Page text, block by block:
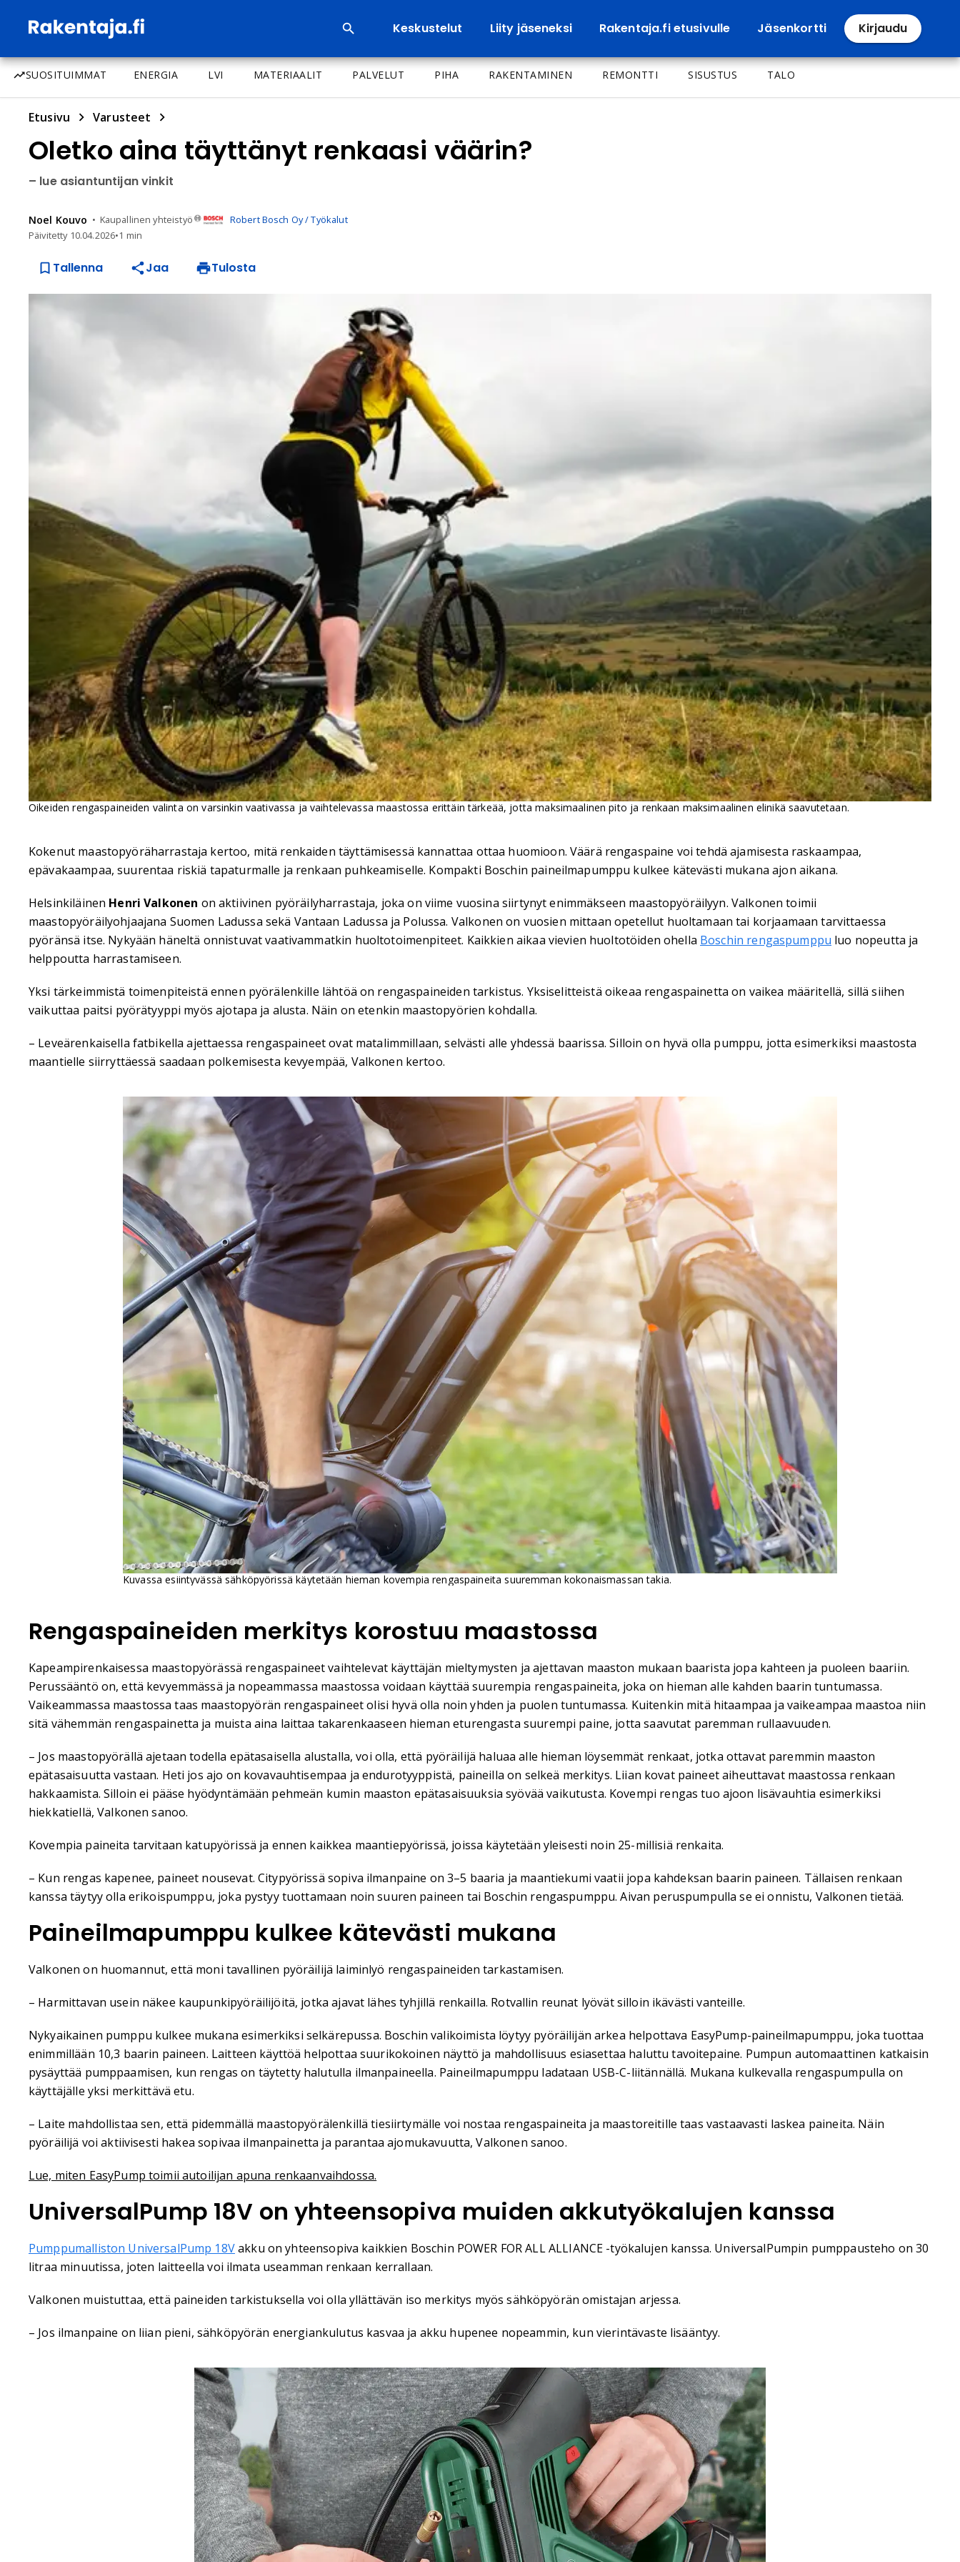
Keskustelut Liity jäseneksi Rakentaja.fi etusivulle Jäsenkortti Kirjaudu
SUOSITUIMMAT ENERGIA LVI MATERIAALIT PALVELUT PIHA RAKENTAMINEN REMONTTI SISUSTUS TALO
Etusivu Varusteet
Oletko aina täyttänyt renkaasi väärin?
– lue asiantuntijan vinkit
Noel Kouvo Kaupallinen yhteistyö
Robert Bosch Oy / Työkalut
Päivitetty 10.04.2026•1 min
Tallenna Jaa Tulosta
Oikeiden rengaspaineiden valinta on varsinkin vaativassa ja vaihtelevassa maastossa erittäin tärkeää, jotta maksimaalinen pito ja renkaan maksimaalinen elinikä saavutetaan.
Kokenut maastopyöräharrastaja kertoo, mitä renkaiden täyttämisessä kannattaa ottaa huomioon. Väärä rengaspaine voi tehdä ajamisesta raskaampaa,
epävakaampaa, suurentaa riskiä tapaturmalle ja renkaan puhkeamiselle. Kompakti Boschin paineilmapumppu kulkee kätevästi mukana ajon aikana.
Helsinkiläinen Henri Valkonen on aktiivinen pyöräilyharrastaja, joka on viime vuosina siirtynyt enimmäkseen maastopyöräilyyn. Valkonen toimii
maastopyöräilyohjaajana Suomen Ladussa sekä Vantaan Ladussa ja Polussa. Valkonen on vuosien mittaan opetellut huoltamaan tai korjaamaan tarvittaessa
pyöränsä itse. Nykyään häneltä onnistuvat vaativammatkin huoltotoimenpiteet. Kaikkien aikaa vievien huoltotöiden ohella Boschin rengaspumppu luo nopeutta ja
helppoutta harrastamiseen.
Yksi tärkeimmistä toimenpiteistä ennen pyörälenkille lähtöä on rengaspaineiden tarkistus. Yksiselitteistä oikeaa rengaspainetta on vaikea määritellä, sillä siihen
vaikuttaa paitsi pyörätyyppi myös ajotapa ja alusta. Näin on etenkin maastopyörien kohdalla.
– Leveärenkaisella fatbikella ajettaessa rengaspaineet ovat matalimmillaan, selvästi alle yhdessä baarissa. Silloin on hyvä olla pumppu, jotta esimerkiksi maastosta
maantielle siirryttäessä saadaan polkemisesta kevyempää, Valkonen kertoo.
Kuvassa esiintyvässä sähköpyörissä käytetään hieman kovempia rengaspaineita suuremman kokonaismassan takia.
Rengaspaineiden merkitys korostuu maastossa
Kapeampirenkaisessa maastopyörässä rengaspaineet vaihtelevat käyttäjän mieltymysten ja ajettavan maaston mukaan baarista jopa kahteen ja puoleen baariin.
Perussääntö on, että kevyemmässä ja nopeammassa maastossa voidaan käyttää suurempia rengaspaineita, joka on hieman alle kahden baarin tuntumassa.
Vaikeammassa maastossa taas maastopyörän rengaspaineet olisi hyvä olla noin yhden ja puolen tuntumassa. Kuitenkin mitä hitaampaa ja vaikeampaa maastoa niin
sitä vähemmän rengaspainetta ja muista aina laittaa takarenkaaseen hieman eturengasta suurempi paine, jotta saavutat paremman rullaavuuden.
– Jos maastopyörällä ajetaan todella epätasaisella alustalla, voi olla, että pyöräilijä haluaa alle hieman löysemmät renkaat, jotka ottavat paremmin maaston
epätasaisuutta vastaan. Heti jos ajo on kovavauhtisempaa ja endurotyyppistä, paineilla on selkeä merkitys. Liian kovat paineet aiheuttavat maastossa renkaan
hakkaamista. Silloin ei pääse hyödyntämään pehmeän kumin maaston epätasaisuuksia syövää vaikutusta. Kovempi rengas tuo ajoon lisävauhtia esimerkiksi
hiekkatiellä, Valkonen sanoo.
Kovempia paineita tarvitaan katupyörissä ja ennen kaikkea maantiepyörissä, joissa käytetään yleisesti noin 25-millisiä renkaita.
– Kun rengas kapenee, paineet nousevat. Citypyörissä sopiva ilmanpaine on 3–5 baaria ja maantiekumi vaatii jopa kahdeksan baarin paineen. Tällaisen renkaan
kanssa täytyy olla erikoispumppu, joka pystyy tuottamaan noin suuren paineen tai Boschin rengaspumppu. Aivan peruspumpulla se ei onnistu, Valkonen tietää.
Paineilmapumppu kulkee kätevästi mukana
Valkonen on huomannut, että moni tavallinen pyöräilijä laiminlyö rengaspaineiden tarkastamisen.
– Harmittavan usein näkee kaupunkipyöräilijöitä, jotka ajavat lähes tyhjillä renkailla. Rotvallin reunat lyövät silloin ikävästi vanteille.
Nykyaikainen pumppu kulkee mukana esimerkiksi selkärepussa. Boschin valikoimista löytyy pyöräilijän arkea helpottava EasyPump-paineilmapumppu, joka tuottaa
enimmillään 10,3 baarin paineen. Laitteen käyttöä helpottaa suurikokoinen näyttö ja mahdollisuus esiasettaa haluttu tavoitepaine. Pumpun automaattinen katkaisin
pysäyttää pumppaamisen, kun rengas on täytetty halutulla ilmanpaineella. Paineilmapumppu ladataan USB-C-liitännällä. Mukana kulkevalla rengaspumpulla on
käyttäjälle yksi merkittävä etu.
– Laite mahdollistaa sen, että pidemmällä maastopyörälenkillä tiesiirtymälle voi nostaa rengaspaineita ja maastoreitille taas vastaavasti laskea paineita. Näin
pyöräilijä voi aktiivisesti hakea sopivaa ilmanpainetta ja parantaa ajomukavuutta, Valkonen sanoo.
Lue, miten EasyPump toimii autoilijan apuna renkaanvaihdossa.
UniversalPump 18V on yhteensopiva muiden akkutyökalujen kanssa
Pumppumalliston UniversalPump 18Vakku on yhteensopiva kaikkien Boschin POWER FOR ALL ALLIANCE -työkalujen kanssa. UniversalPumpin pumppausteho on 30
litraa minuutissa, joten laitteella voi ilmata useamman renkaan kerrallaan.
Valkonen muistuttaa, että paineiden tarkistuksella voi olla yllättävän iso merkitys myös sähköpyörän omistajan arjessa.
– Jos ilmanpaine on liian pieni, sähköpyörän energiankulutus kasvaa ja akku hupenee nopeammin, kun vierintävaste lisääntyy.